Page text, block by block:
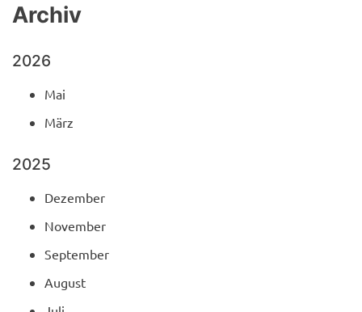
Archiv
2026
Mai
März
2025
Dezember
November
September
August